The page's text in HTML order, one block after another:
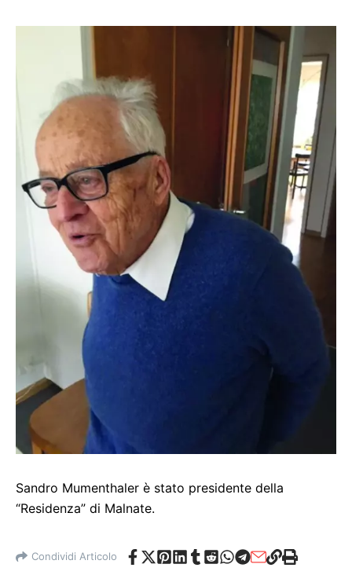
Sandro Mumenthaler è stato presidente della
“Residenza” di Malnate.
Condividi Articolo